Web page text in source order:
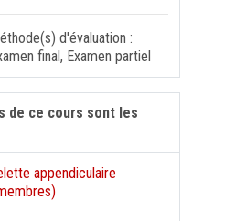
d'évaluation :
final, Examen partiel
de ce cours sont les
appendiculaire